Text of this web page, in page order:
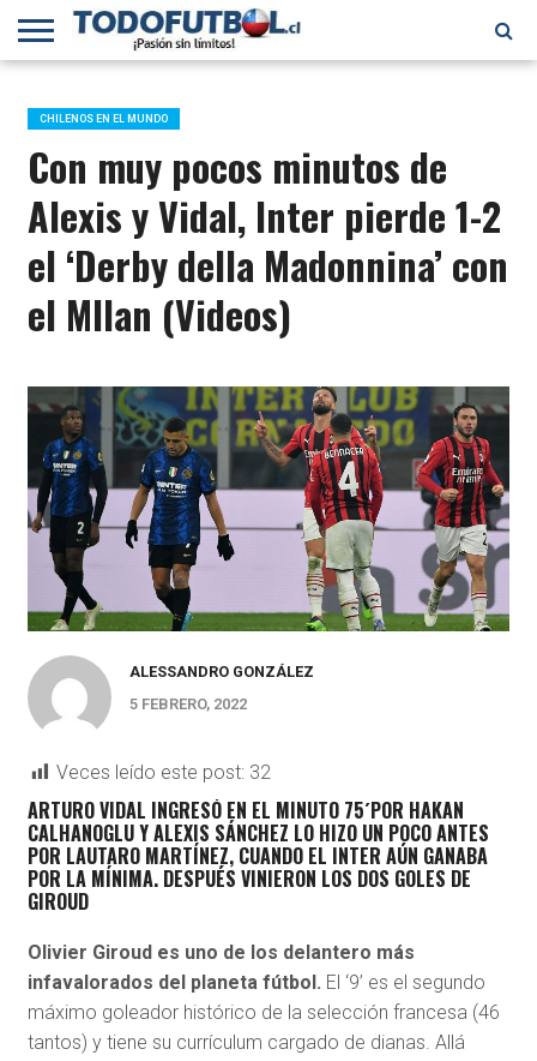
PRIMERA
B
SELECCIÓN
CHILENA
CHILENOS
EN EL
MUNDO
FÚTBOL
INTERNACIONAL
CHILENOS EN EL MUNDO
Con muy pocos minutos de
Alexis y Vidal, Inter pierde 1-2
el ‘Derby della Madonnina’ con
el MIlan (Videos)
ALESSANDRO GONZÁLEZ
5 FEBRERO, 2022
Veces leído este post: 32
ARTURO VIDAL INGRESÓ EN EL MINUTO 75´POR HAKAN
CALHANOGLU Y ALEXIS SÁNCHEZ LO HIZO UN POCO ANTES
POR LAUTARO MARTÍNEZ, CUANDO EL INTER AÚN GANABA
POR LA MÍNIMA. DESPUÉS VINIERON LOS DOS GOLES DE
GIROUD
Olivier Giroud es uno de los delantero más
infavalorados del planeta fútbol. El ‘9’ es el segundo
máximo goleador histórico de la selección francesa (46
tantos) y tiene su currículum cargado de dianas. Allá